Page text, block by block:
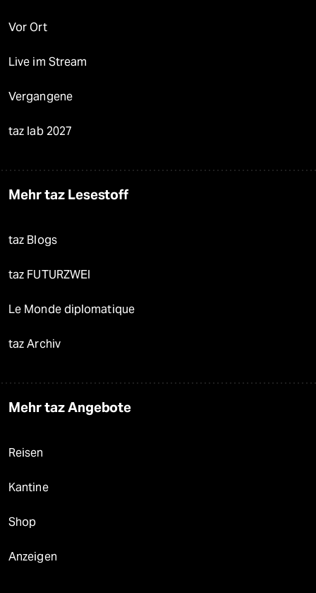
Vor Ort
Live im Stream
Vergangene
taz lab 2027
Mehr taz Lesestoff
taz Blogs
taz FUTURZWEI
Le Monde diplomatique
taz Archiv
Mehr taz Angebote
Reisen
Kantine
Shop
Anzeigen